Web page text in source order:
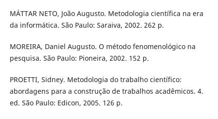
MÁTTAR NETO, João Augusto. Metodologia científica na era
da informática. São Paulo: Saraiva, 2002. 262 p.
MOREIRA, Daniel Augusto. O método fenomenológico na
pesquisa. São Paulo: Pioneira, 2002. 152 p.
PROETTI, Sidney. Metodologia do trabalho científico:
abordagens para a construção de trabalhos acadêmicos. 4.
ed. São Paulo: Edicon, 2005. 126 p.